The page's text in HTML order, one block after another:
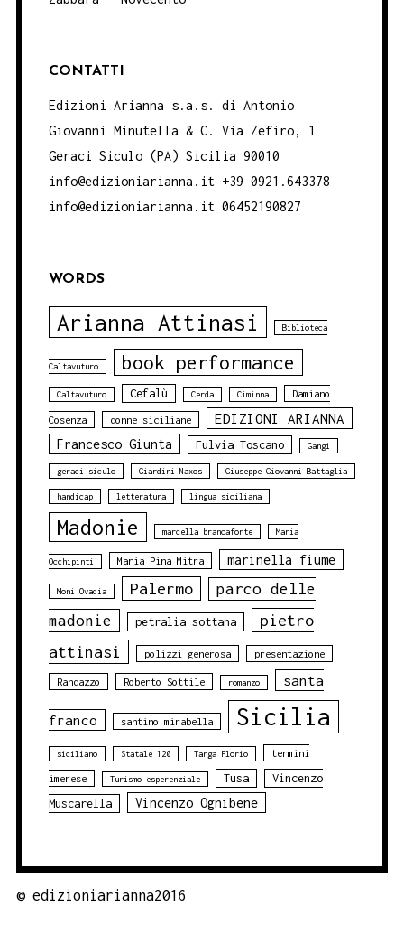
CONTATTI
Edizioni Arianna s.a.s. di Antonio
Giovanni Minutella & C. Via Zefiro, 1
Geraci Siculo (PA) Sicilia 90010
info@edizioniarianna.it +39 0921.643378
info@edizioniarianna.it 06452190827
WORDS
Arianna Attinasi Biblioteca
Caltavuturo book performance
Caltavuturo Cefalù Cerda Ciminna Damiano
Cosenza donne siciliane EDIZIONI ARIANNA
Francesco Giunta Fulvia Toscano Gangi
geraci siculo Giardini Naxos Giuseppe Giovanni Battaglia
handicap letteratura lingua siciliana
Madonie marcella brancaforte Maria
Occhipinti Maria Pina Mitra marinella fiume
Moni Ovadia Palermo
parco delle
madonie
petralia sottana
pietro
attinasi
polizzi generosa presentazione
Randazzo Roberto Sottile romanzo santa
franco santino mirabella Sicilia
siciliano Statale 120 Targa Florio termini
imerese Turismo esperenziale Tusa
Vincenzo
Muscarella
Vincenzo Ognibene
© edizioniarianna2016